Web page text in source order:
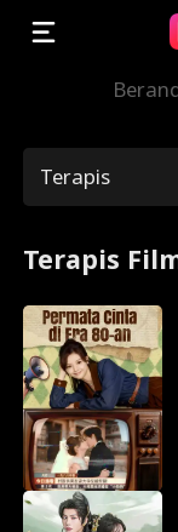
Terapis
Terapis